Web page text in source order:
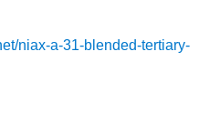
niax-a-31-blended-tertiary-